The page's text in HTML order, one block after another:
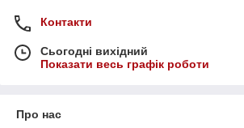
Контакти
Сьогодні вихідний
Показати весь графік роботи
Про нас